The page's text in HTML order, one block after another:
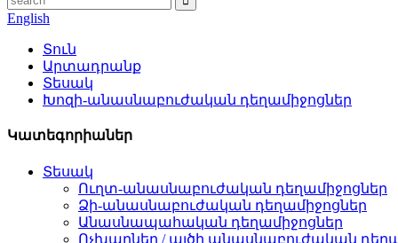
English
Տուն
Արտադրանք
Տեսակ
Խոզի-անասնաբուժական դեղամիջոցներ
Կատեգորիաներ
Տեսակ
Ուղտ-անասնաբուժական դեղամիջոցներ
Ձի-անասնաբուժական դեղամիջոցներ
Անասնապահական դեղամիջոցներ
Ոչխարներ / այծի անասնաբուժական